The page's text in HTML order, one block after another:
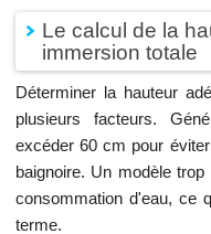
Le calcul de la
immersion totale
Déterminer la hauteur
plusieurs facteurs.
excéder 60 cm pour
baignoire. Un modèle
consommation d'eau, ce
terme.